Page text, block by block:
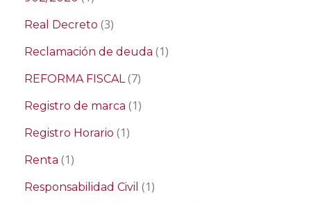
Real Decreto (3)
Reclamación de deuda (1)
REFORMA FISCAL(7)
Registro de marca (1)
Registro Horario (1)
Renta (1)
Responsabilidad Civil (1)